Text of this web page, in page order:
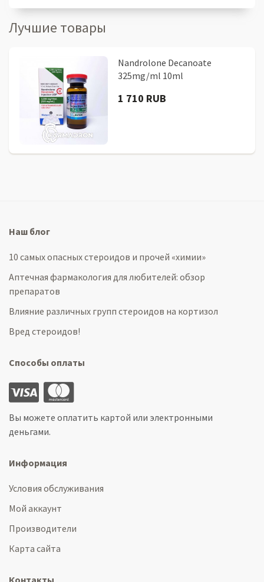
Лучшие товары
Nandrolone Decanoate
325mg/ml 10ml
1 710 RUB
Наш блог
10 самых опасных стероидов и прочей «химии»
Аптечная фармакология для любителей: обзор
препаратов
Влияние различных групп стероидов на кортизол
Вред стероидов!
Способы оплаты
Вы можете оплатить картой или электронными
деньгами.
Информация
Условия обслуживания
Мой аккаунт
Производители
Карта сайта
Контакты